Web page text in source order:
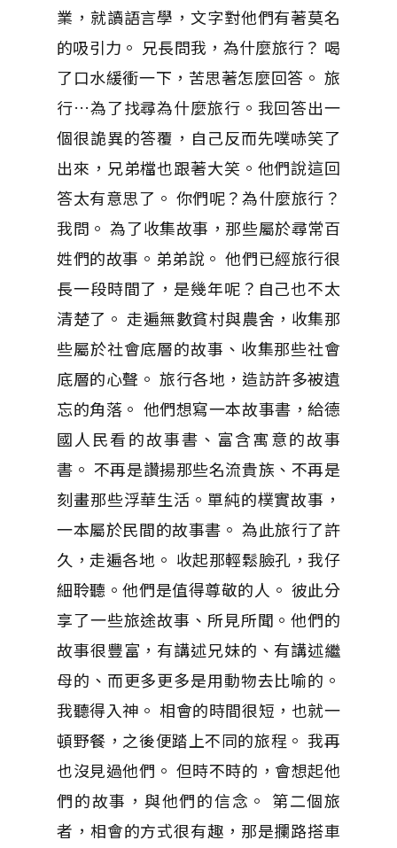
業，就讀語言學，文字對他們有著莫名
的吸引力。 兄長問我，為什麼旅行？ 喝
了口水緩衝一下，苦思著怎麼回答。 旅
行…為了找尋為什麼旅行。我回答出一
個很詭異的答覆，自己反而先噗哧笑了
出來，兄弟檔也跟著大笑。他們說這回
答太有意思了。 你們呢？為什麼旅行？
我問。 為了收集故事，那些屬於尋常百
姓們的故事。弟弟說。 他們已經旅行很
長一段時間了，是幾年呢？自己也不太
清楚了。 走遍無數貧村與農舍，收集那
些屬於社會底層的故事、收集那些社會
底層的心聲。 旅行各地，造訪許多被遺
忘的角落。 他們想寫一本故事書，給德
國人民看的故事書、富含寓意的故事
書。 不再是讚揚那些名流貴族、不再是
刻畫那些浮華生活。單純的樸實故事，
一本屬於民間的故事書。 為此旅行了許
久，走遍各地。 收起那輕鬆臉孔，我仔
細聆聽。他們是值得尊敬的人。 彼此分
享了一些旅途故事、所見所聞。他們的
故事很豐富，有講述兄妹的、有講述繼
母的、而更多更多是用動物去比喻的。
我聽得入神。 相會的時間很短，也就一
頓野餐，之後便踏上不同的旅程。 我再
也沒見過他們。 但時不時的，會想起他
們的故事，與他們的信念。 第二個旅
者，相會的方式很有趣，那是攔路搭車